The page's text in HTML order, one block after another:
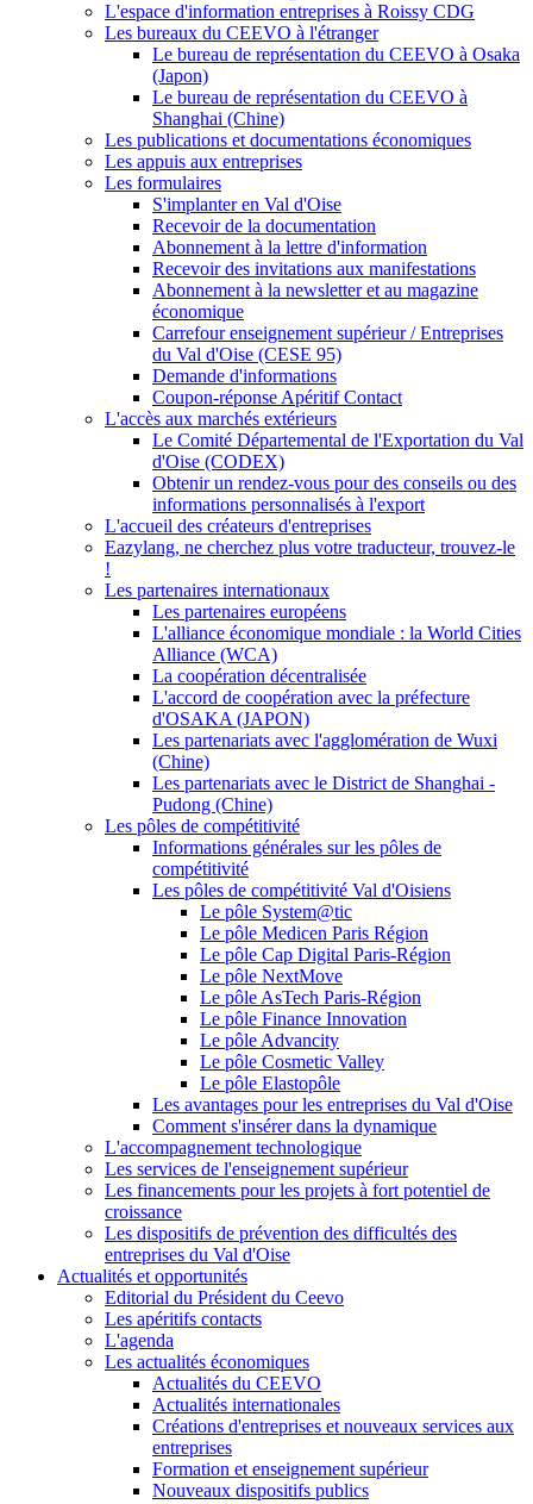
L'espace d'information entreprises à Roissy CDG
Les bureaux du CEEVO à l'étranger
Le bureau de représentation du CEEVO à Osaka
(Japon)
Le bureau de représentation du CEEVO à
Shanghai (Chine)
Les publications et documentations économiques
Les appuis aux entreprises
Les formulaires
S'implanter en Val d'Oise
Recevoir de la documentation
Abonnement à la lettre d'information
Recevoir des invitations aux manifestations
Abonnement à la newsletter et au magazine
économique
Carrefour enseignement supérieur / Entreprises
du Val d'Oise (CESE 95)
Demande d'informations
Coupon-réponse Apéritif Contact
L'accès aux marchés extérieurs
Le Comité Départemental de l'Exportation du Val
d'Oise (CODEX)
Obtenir un rendez-vous pour des conseils ou des
informations personnalisés à l'export
L'accueil des créateurs d'entreprises
Eazylang, ne cherchez plus votre traducteur, trouvez-le
!
Les partenaires internationaux
Les partenaires européens
L'alliance économique mondiale : la World Cities
Alliance (WCA)
La coopération décentralisée
L'accord de coopération avec la préfecture
d'OSAKA (JAPON)
Les partenariats avec l'agglomération de Wuxi
(Chine)
Les partenariats avec le District de Shanghai -
Pudong (Chine)
Les pôles de compétitivité
Informations générales sur les pôles de
compétitivité
Les pôles de compétitivité Val d'Oisiens
Le pôle System@tic
Le pôle Medicen Paris Région
Le pôle Cap Digital Paris-Région
Le pôle NextMove
Le pôle AsTech Paris-Région
Le pôle Finance Innovation
Le pôle Advancity
Le pôle Cosmetic Valley
Le pôle Elastopôle
Les avantages pour les entreprises du Val d'Oise
Comment s'insérer dans la dynamique
L'accompagnement technologique
Les services de l'enseignement supérieur
Les financements pour les projets à fort potentiel de
croissance
Les dispositifs de prévention des difficultés des
entreprises du Val d'Oise
Actualités et opportunités
Editorial du Président du Ceevo
Les apéritifs contacts
L'agenda
Les actualités économiques
Actualités du CEEVO
Actualités internationales
Créations d'entreprises et nouveaux services aux
entreprises
Formation et enseignement supérieur
Nouveaux dispositifs publics